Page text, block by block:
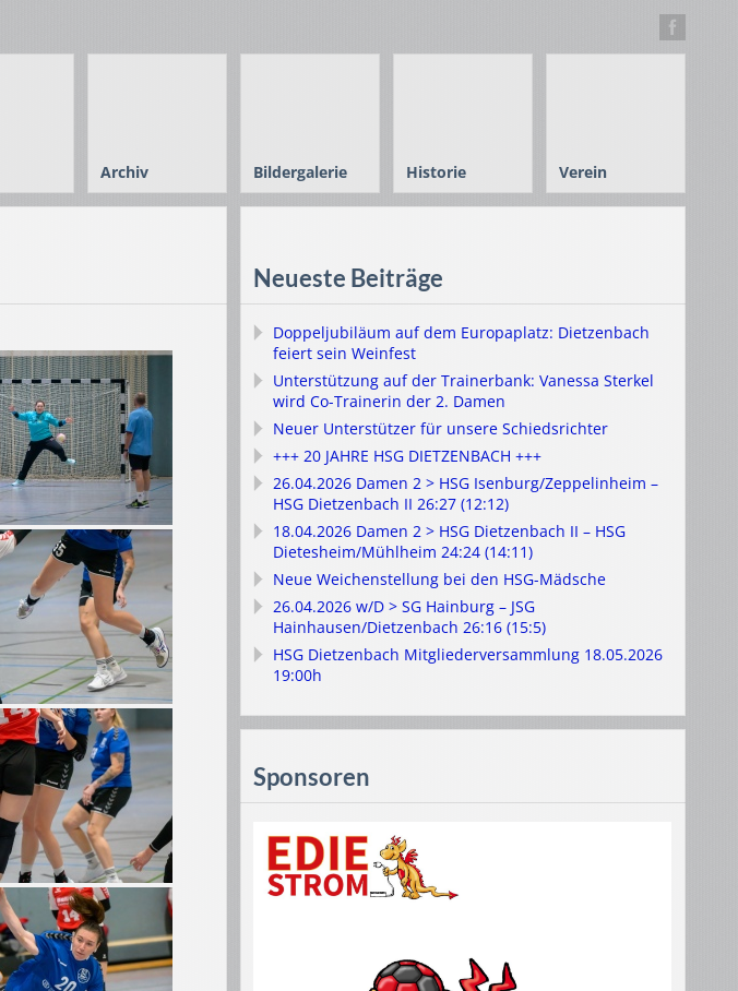
Archiv Bildergalerie Historie Verein
Neueste Beiträge
Doppeljubiläum auf dem Europaplatz: Dietzenbach
feiert sein Weinfest
Unterstützung auf der Trainerbank: Vanessa Sterkel
wird Co-Trainerin der 2. Damen
Neuer Unterstützer für unsere Schiedsrichter
+++ 20 JAHRE HSG DIETZENBACH +++
26.04.2026 Damen 2 > HSG Isenburg/Zeppelinheim –
HSG Dietzenbach II 26:27 (12:12)
18.04.2026 Damen 2 > HSG Dietzenbach II – HSG
Dietesheim/Mühlheim 24:24 (14:11)
Neue Weichenstellung bei den HSG-Mädsche
26.04.2026 w/D > SG Hainburg – JSG
Hainhausen/Dietzenbach 26:16 (15:5)
HSG Dietzenbach Mitgliederversammlung 18.05.2026
19:00h
Sponsoren